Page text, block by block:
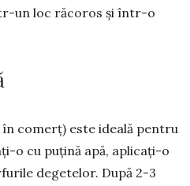
un loc răcoros și într-o
în co­merț) este ideală pentru
o cu puțină apă, aplicați-o
dege­telor. După 2-3